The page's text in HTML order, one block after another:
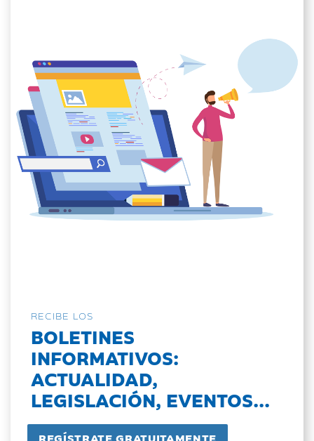
RECIBE LOS
BOLETINES
INFORMATIVOS:
ACTUALIDAD,
LEGISLACIÓN, EVENTOS...